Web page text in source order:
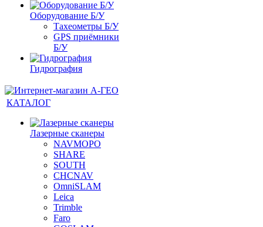
Оборудование Б/У
Тахеометры Б/У
GPS приёмники
Б/У
Гидрография
КАТАЛОГ
Лазерные сканеры
NAVMOPO
SHARE
SOUTH
CHCNAV
OmniSLAM
Leica
Trimble
Faro